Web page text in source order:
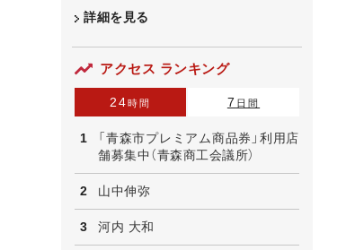
詳細を見る
アクセス ランキング
24時間 7 日間
「青森市プレミアム商品券」利用店
舗募集中（青森商工会議所）
山中伸弥
河内 大和